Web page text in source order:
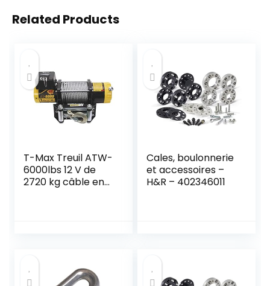
Related Products
T-Max Treuil ATW-
6000lbs 12 V de
2720 kg câble en
Cales, boulonnerie
et accessoires –
H&R – 402346011